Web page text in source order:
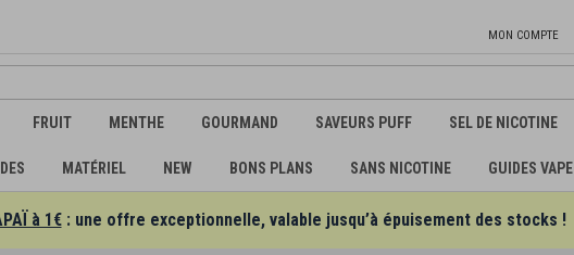
MON COMPTE
FRUIT MENTHE GOURMAND SAVEURS PUFF SEL DE NICOTINE
MATÉRIEL NEW BONS PLANS SANS NICOTINE GUIDES VAPE
à 1€ : une offre exceptionnelle, valable jusqu’à épuisement des stocks !